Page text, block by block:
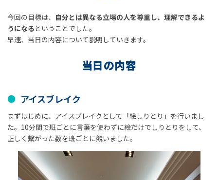
今回の目標は、 自分とは異なる立場の人を尊重し、理解できるよ
うになる ということでした。
早速、当日の内容について説明していきます。
当日の内容
アイスブレイク
まずはじめに、アイスブレイクとして「絵しりとり」を行いまし
た。10分間で班ごとに言葉を使わずに絵だけでしりとりをして、
正しく繋がった数を班ごとに競いました。